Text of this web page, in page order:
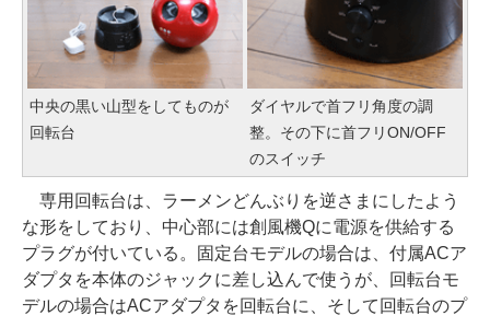
中央の黒い山型をしてものが
回転台
ダイヤルで首フリ角度の調
整。その下に首フリON/OFF
のスイッチ
専用回転台は、ラーメンどんぶりを逆さまにしたよう
な形をしており、中心部には創風機Qに電源を供給する
プラグが付いている。固定台モデルの場合は、付属ACア
ダプタを本体のジャックに差し込んで使うが、回転台モ
デルの場合はACアダプタを回転台に、そして回転台のプ